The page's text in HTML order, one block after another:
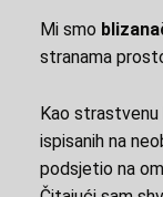
Mi smo
stranama
Kao strastvenu
ispisanih na
podsjetio na